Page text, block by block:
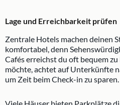
Lage und Erreichbarkeit prüfen
Zentrale Hotels machen deinen
komfortabel, denn
Cafés erreichst du oft bequem
möchte, achtet auf Unterkünfte
um Zeit beim Check-in zu sparen.